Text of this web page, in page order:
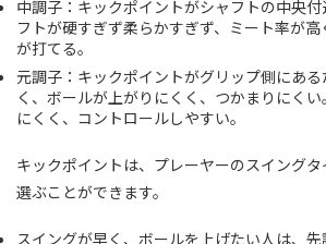
中調子：キックポイントがシャフトの中央
フトが硬すぎず柔らかすぎず、ミート率が
が打てる。
元調子：キックポイントがグリップ側にあ
く、ボールが上がりにくく、つかまりにく
にくく、コントロールしやすい。
キックポイントは、プレーヤーのスイング
選ぶことができます。
スイングが早く、ボールを上げたい人は、